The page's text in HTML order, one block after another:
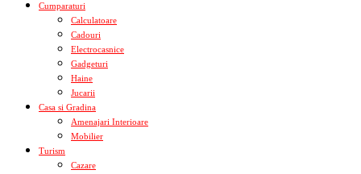
Cumparaturi
Calculatoare
Cadouri
Electrocasnice
Gadgeturi
Haine
Jucarii
Casa si Gradina
Amenajari Interioare
Mobilier
Turism
Cazare